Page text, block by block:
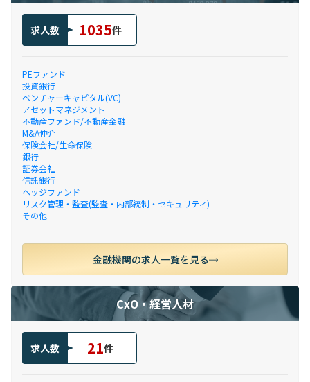
求人数 1035件
PEファンド
投資銀行
ベンチャーキャピタル(VC)
アセットマネジメント
不動産ファンド/不動産金融
M&A仲介
保険会社/生命保険
銀行
証券会社
信託銀行
ヘッジファンド
リスク管理・監査(監査・内部統制・セキュリティ)
その他
金融機関の求人一覧を見る
CxO・経営人材
求人数 21件